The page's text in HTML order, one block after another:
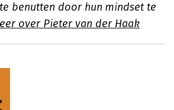
benutten door hun mindset te
over Pieter van der Haak